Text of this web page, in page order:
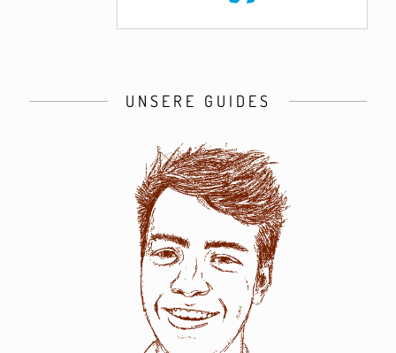
UNSERE GUIDES